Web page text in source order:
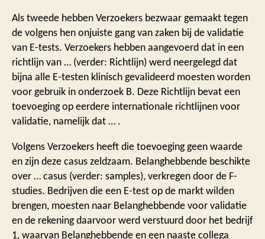
Als tweede hebben Verzoekers bezwaar gemaakt tegen
de volgens hen onjuiste gang van zaken bij de validatie
van E-tests. Verzoekers hebben aangevoerd dat in een
richtlijn van … (verder: Richtlijn) werd neergelegd dat
bijna alle E-testen klinisch gevalideerd moesten worden
voor gebruik in onderzoek B. Deze Richtlijn bevat een
toevoeging op eerdere internationale richtlijnen voor
validatie, namelijk dat … .
Volgens Verzoekers heeft die toevoeging geen waarde
en zijn deze casus zeldzaam. Belanghebbende beschikte
over … casus (verder: samples), verkregen door de F-
studies. Bedrijven die een E-test op de markt wilden
brengen, moesten naar Belanghebbende voor validatie
en de rekening daarvoor werd verstuurd door het bedrijf
1, waarvan Belanghebbende en een naaste collega